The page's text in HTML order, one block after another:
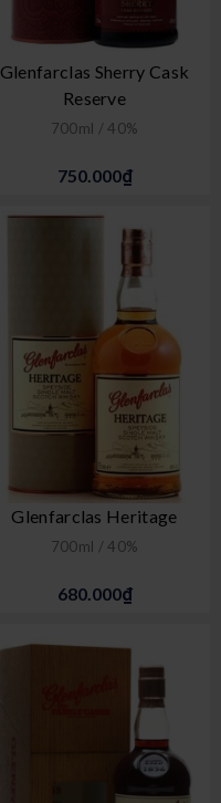
Glenfarclas Sherry Cask
Reserve
700ml / 40%
750.000₫
Glenfarclas Heritage
700ml / 40%
680.000₫